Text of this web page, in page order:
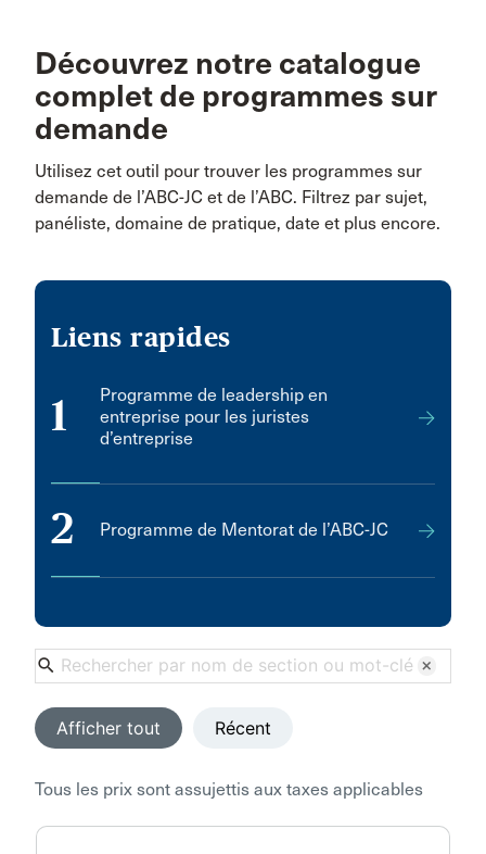
Découvrez notre catalogue
complet de programmes sur
demande
Utilisez cet outil pour trouver les programmes sur
demande de l’ABC-JC et de l’ABC. Filtrez par sujet,
panéliste, domaine de pratique, date et plus encore.
Liens rapides
1
Programme de leadership en
entreprise pour les juristes
d’entreprise
2 Programme de Mentorat de l’ABC-JC
search clear
Afficher tout Récent
Tous les prix sont assujettis aux taxes applicables